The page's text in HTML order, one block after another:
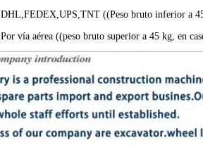
DHL,FEDEX,UPS,TNT ((Peso bruto inferior a
Por vía aérea ((peso bruto superior a 45 kg, en